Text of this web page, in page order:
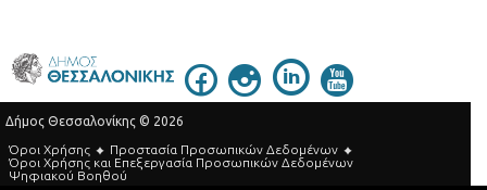
Δήμος Θεσσαλονίκης © 2026
Όροι Χρήσης
Προστασία Προσωπικών Δεδομένων
Όροι Xρήσης και Eπεξεργασία Προσωπικών Δεδομένων
Ψηφιακού Βοηθού